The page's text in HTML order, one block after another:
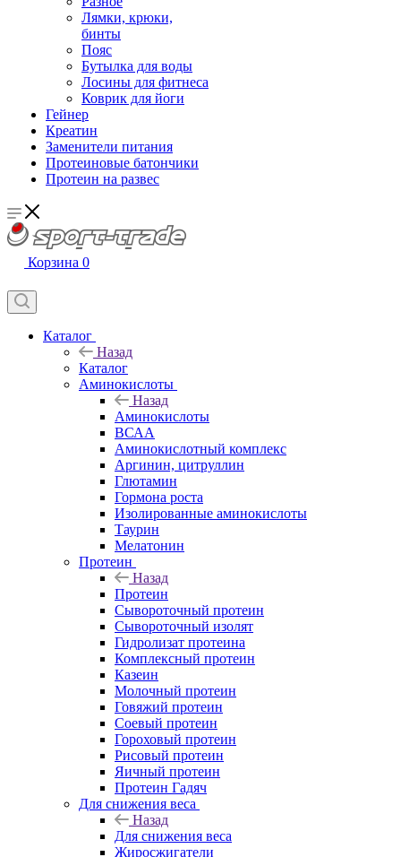
Лямки, крюки,
бинты
Пояс
Бутылка для воды
Лосины для фитнеса
Коврик для йоги
Гейнер
Креатин
Заменители питания
Протеиновые батончики
Протеин на развес
Корзина 0
Каталог
Назад
Каталог
Аминокислоты
Назад
Аминокислоты
ВСАА
Аминокислотный комплекс
Аргинин, цитруллин
Глютамин
Гормона роста
Изолированные аминокислоты
Таурин
Мелатонин
Протеин
Назад
Протеин
Сывороточный протеин
Сывороточный изолят
Гидролизат протеина
Комплексный протеин
Казеин
Молочный протеин
Говяжий протеин
Соевый протеин
Гороховый протеин
Рисовый протеин
Яичный протеин
Протеин Гадяч
Для снижения веса
Назад
Для снижения веса
Жиросжигатели